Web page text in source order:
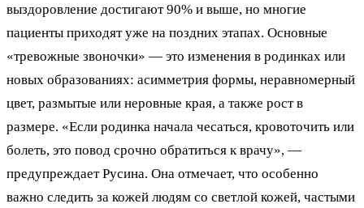
выздоровление достигают 90% и выше, но многие
пациенты приходят уже на поздних этапах. Основные
«тревожные звоночки» — это изменения в родинках или
новых образованиях: асимметрия формы, неравномерный
цвет, размытые или неровные края, а также рост в
размере. «Если родинка начала чесаться, кровоточить или
болеть, это повод срочно обратиться к врачу», —
предупреждает Русина. Она отмечает, что особенно
важно следить за кожей людям со светлой кожей, частыми